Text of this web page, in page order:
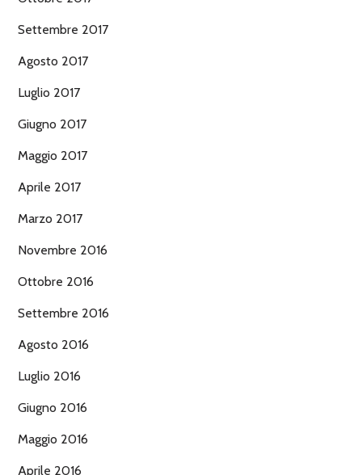
Settembre 2017
Agosto 2017
Luglio 2017
Giugno 2017
Maggio 2017
Aprile 2017
Marzo 2017
Novembre 2016
Ottobre 2016
Settembre 2016
Agosto 2016
Luglio 2016
Giugno 2016
Maggio 2016
Aprile 2016